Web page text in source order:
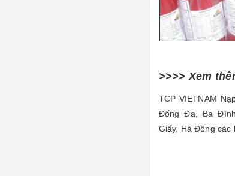
>>>> Xem
TCP VIETNAM
Đống Đa, Ba
Giấy, Hà Đông các